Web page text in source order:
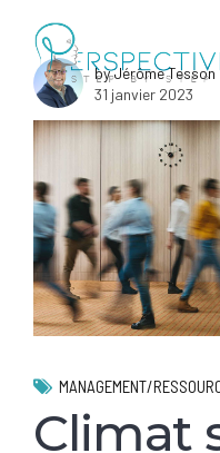
by Jérôme Tesson
31 janvier 2023
MANAGEMENT/
Climat